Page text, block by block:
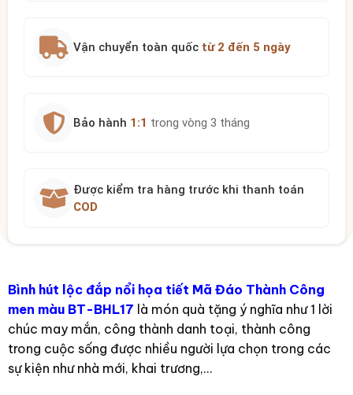
Vận chuyển toàn quốc từ 2 đến 5 ngày
Bảo hành 1:1 trong vòng 3 tháng
Được kiểm tra hàng trước khi thanh toán
COD
Bình hút lộc đắp nổi họa tiết Mã Đáo Thành Công
men màu BT-BHL17 là món quà tặng ý nghĩa như 1 lời
chúc may mắn, công thành danh toại, thành công
trong cuộc sống được nhiều người lựa chọn trong các
sự kiện như nhà mới, khai trương,…